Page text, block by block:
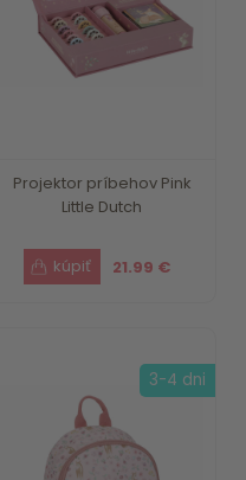
Projektor príbehov Pink
Little Dutch
21.99 €
3-4 dni